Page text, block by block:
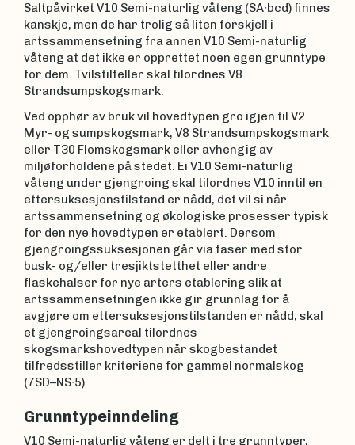
Saltpåvirket V10 Semi-naturlig våteng (SA∙bcd) finnes
kanskje, men de har trolig så liten forskjell i
artssammensetning fra annen V10 Semi-naturlig
våteng at det ikke er opprettet noen egen grunntype
for dem. Tvilstilfeller skal tilordnes V8
Strandsumpskogsmark.
Ved opphør av bruk vil hovedtypen gro igjen til V2
Myr- og sumpskogsmark, V8 Strandsumpskogsmark
eller T30 Flomskogsmark eller avhengig av
miljøforholdene på stedet. Ei V10 Semi-naturlig
våteng under gjengroing skal tilordnes V10 inntil en
ettersuksesjonstilstand er nådd, det vil si når
artssammensetning og økologiske prosesser typisk
for den nye hovedtypen er etablert. Dersom
gjengroingssuksesjonen går via faser med stor
busk- og/eller tresjiktstetthet eller andre
flaskehalser for nye arters etablering slik at
artssammensetningen ikke gir grunnlag for å
avgjøre om ettersuksesjonstilstanden er nådd, skal
et gjengroingsareal tilordnes
skogsmarkshovedtypen når skogbestandet
tilfredsstiller kriteriene for gammel normalskog
(7SD–NS∙5).
Grunntypeinndeling
V10 Semi-naturlig våteng er delt i tre grunntyper,